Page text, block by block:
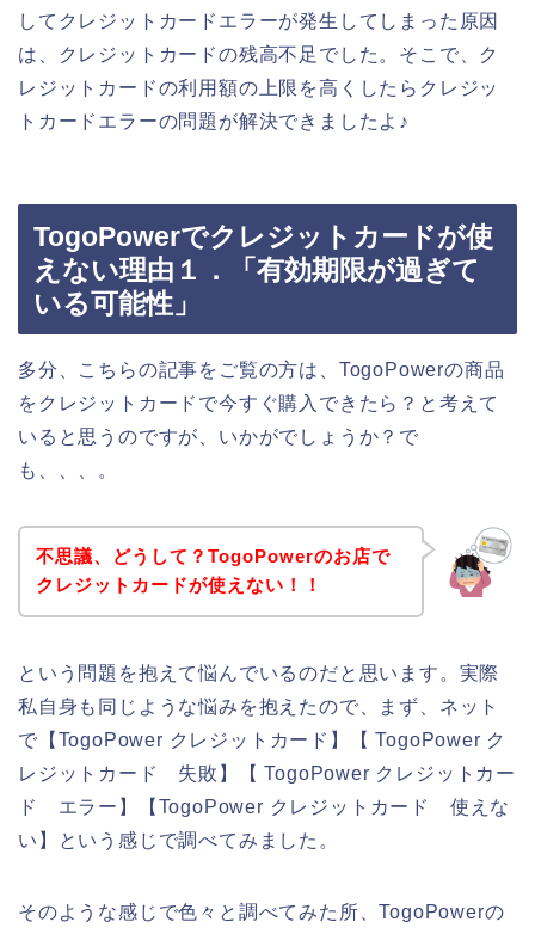
してクレジットカードエラーが発生してしまった原因
は、クレジットカードの残高不足でした。そこで、ク
レジットカードの利用額の上限を高くしたらクレジッ
トカードエラーの問題が解決できましたよ♪
TogoPowerでクレジットカードが使
えない理由１．「有効期限が過ぎて
いる可能性」
多分、こちらの記事をご覧の方は、TogoPowerの商品
をクレジットカードで今すぐ購入できたら？と考えて
いると思うのですが、いかがでしょうか？で
も、、、。
不思議、どうして？TogoPowerのお店で
クレジットカードが使えない！！
という問題を抱えて悩んでいるのだと思います。実際
私自身も同じような悩みを抱えたので、まず、ネット
で【TogoPower クレジットカード】【 TogoPower ク
レジットカード 失敗】【 TogoPower クレジットカー
ド エラー】【TogoPower クレジットカード 使えな
い】という感じで調べてみました。
そのような感じで色々と調べてみた所、TogoPowerの